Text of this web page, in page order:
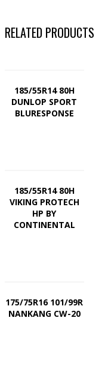
RELATED PRODUCTS
185/55R14 80H
DUNLOP SPORT
BLURESPONSE
185/55R14 80H
VIKING PROTECH
HP BY
CONTINENTAL
175/75R16 101/99R
NANKANG CW-20